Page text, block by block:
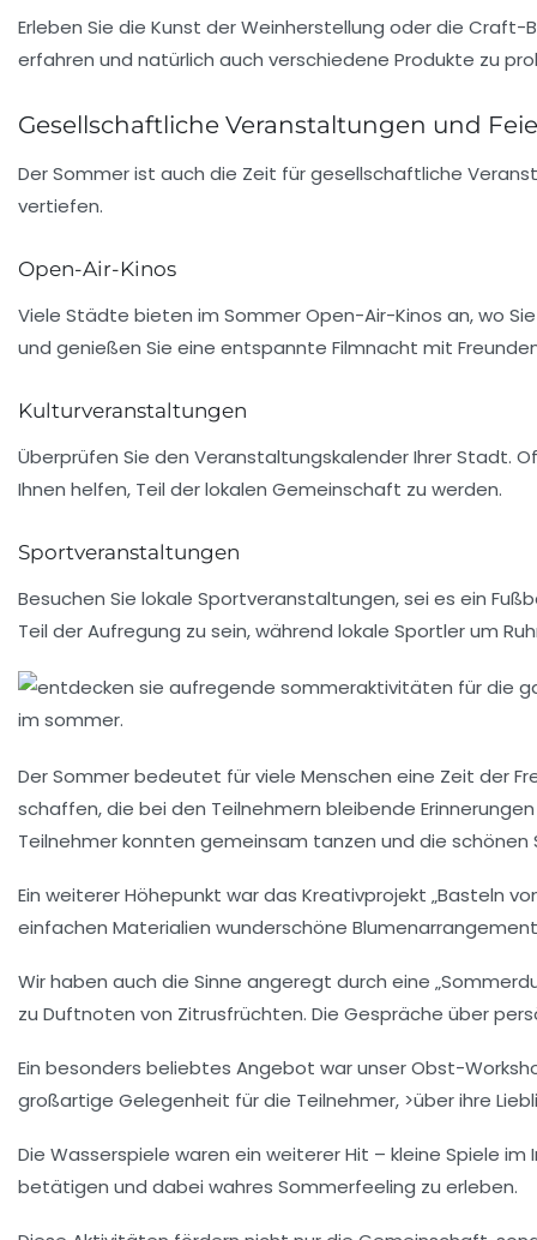
Erleben Sie die Kunst der Weinherstellung oder die Craft-
erfahren und natürlich auch verschiedene Produkte zu
Gesellschaftliche Veranstaltungen und
Der Sommer ist auch die Zeit für gesellschaftliche
vertiefen.
Open-Air-Kinos
Viele Städte bieten im Sommer Open-Air-Kinos an, wo
und genießen Sie eine entspannte Filmnacht mit
Kulturveranstaltungen
Überprüfen Sie den Veranstaltungskalender Ihrer Stadt.
Ihnen helfen, Teil der lokalen Gemeinschaft zu werden.
Sportveranstaltungen
Besuchen Sie lokale Sportveranstaltungen, sei es ein
Teil der Aufregung zu sein, während lokale Sportler um
Der Sommer bedeutet für viele Menschen eine Zeit der
schaffen, die bei den Teilnehmern bleibende
Teilnehmer konnten gemeinsam tanzen und die schönen
Ein weiterer Höhepunkt war das Kreativprojekt „Basteln
einfachen Materialien wunderschöne
Wir haben auch die Sinne angeregt durch eine
zu Duftnoten von Zitrusfrüchten. Die Gespräche über
Ein besonders beliebtes Angebot war unserObst-
großartige Gelegenheit für die Teilnehmer, >über ihre
Die Wasserspiele waren ein weiterer Hit – kleine Spiele
betätigen und dabei wahres Sommerfeeling zu erleben.